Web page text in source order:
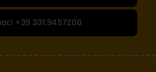
+39 331.9457200